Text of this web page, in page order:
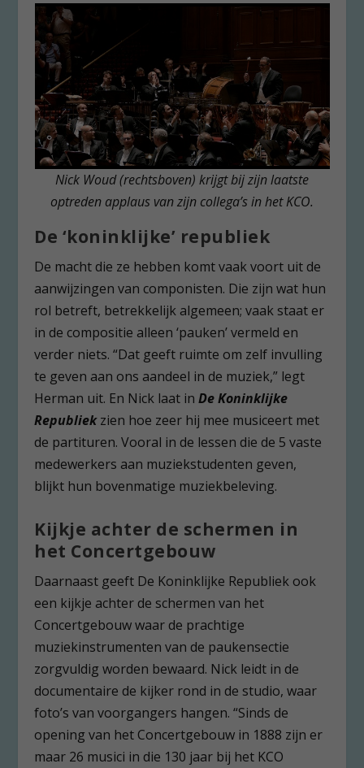
Nick Woud (rechtsboven) krijgt bij zijn laatste
optreden applaus van zijn collega’s in het KCO.
De ‘koninklijke’ republiek
De macht die ze hebben komt vaak voort uit de
aanwijzingen van componisten. Die zijn wat hun
rol betreft, betrekkelijk algemeen; vaak staat er
in de compositie alleen ‘pauken’ vermeld en
verder niets. “Dat geeft ruimte om zelf invulling
te geven aan ons aandeel in de muziek,” legt
Herman uit. En Nick laat inDe Koninklijke
Republiekzien hoe zeer hij mee musiceert met
de partituren. Vooral in de lessen die de 5 vaste
medewerkers aan muziekstudenten geven,
blijkt hun bovenmatige muziekbeleving.
Kijkje achter de schermen in
het Concertgebouw
Daarnaast geeft De Koninklijke Republiek ook
een kijkje achter de schermen van het
Concertgebouw waar de prachtige
muziekinstrumenten van de paukensectie
zorgvuldig worden bewaard. Nick leidt in de
documentaire de kijker rond in de studio, waar
foto’s van voorgangers hangen. “Sinds de
opening van het Concertgebouw in 1888 zijn er
maar 26 musici in die 130 jaar bij het KCO